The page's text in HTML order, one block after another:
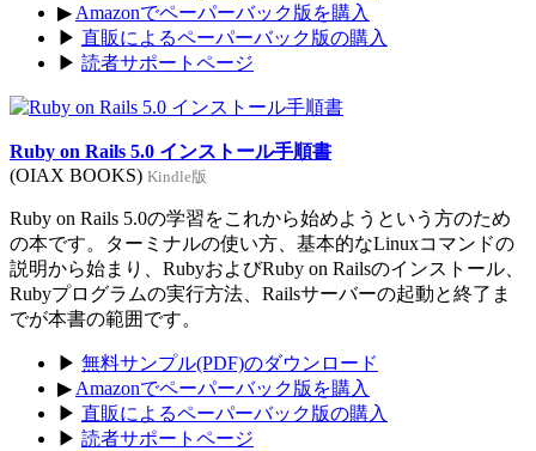
▶ Amazonでペーパーバック版を購入
▶ 直販によるペーパーバック版の購入
▶ 読者サポートページ
Ruby on Rails 5.0 インストール手順書
(OIAX BOOKS) Kindle版
Ruby on Rails 5.0の学習をこれから始めようという方のため
の本です。ターミナルの使い方、基本的なLinuxコマンドの
説明から始まり、RubyおよびRuby on Railsのインストール、
Rubyプログラムの実行方法、Railsサーバーの起動と終了ま
でが本書の範囲です。
▶ 無料サンプル(PDF)のダウンロード
▶ Amazonでペーパーバック版を購入
▶ 直販によるペーパーバック版の購入
▶ 読者サポートページ